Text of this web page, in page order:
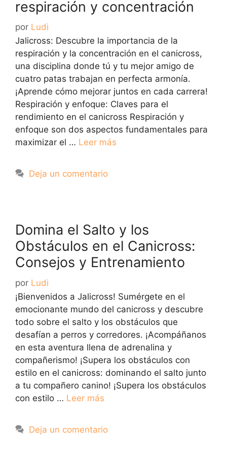
respiración y concentración
por Ludi
Jalicross: Descubre la importancia de la
respiración y la concentración en el canicross,
una disciplina donde tú y tu mejor amigo de
cuatro patas trabajan en perfecta armonía.
¡Aprende cómo mejorar juntos en cada carrera!
Respiración y enfoque: Claves para el
rendimiento en el canicross Respiración y
enfoque son dos aspectos fundamentales para
maximizar el … Leer más
Deja un comentario
Domina el Salto y los
Obstáculos en el Canicross:
Consejos y Entrenamiento
por Ludi
¡Bienvenidos a Jalicross! Sumérgete en el
emocionante mundo del canicross y descubre
todo sobre el salto y los obstáculos que
desafían a perros y corredores. ¡Acompáñanos
en esta aventura llena de adrenalina y
compañerismo! ¡Supera los obstáculos con
estilo en el canicross: dominando el salto junto
a tu compañero canino! ¡Supera los obstáculos
con estilo … Leer más
Deja un comentario